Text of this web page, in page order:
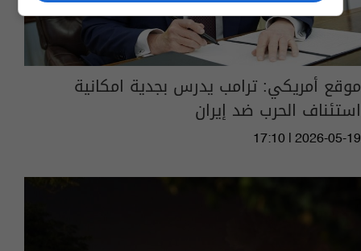
موقع أمريكي: ترامب يدرس بجدية امكانية
استئناف الحرب ضد إيران
17:10 | 2026-05-19